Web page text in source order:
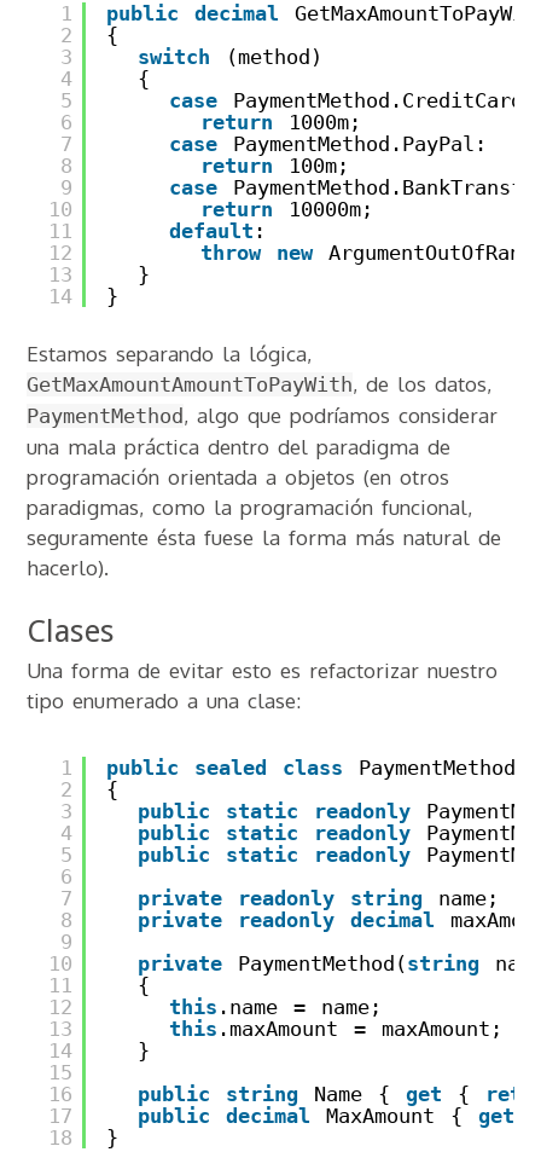
1
2
3
4
5
6
7
8
9
10
11
12
13
14
public decimal
{
switch
(method)
{
case
PaymentMethod.CreditCard:
return
1000m;
case
PaymentMethod.PayPal:
return
100m;
case
return
10000m;
default :
throw
new
}
}
Estamos separando la lógica,
GetMaxAmountAmountToPayWith, de los datos,
PaymentMethod, algo que podríamos considerar
una mala práctica dentro del paradigma de
programación orientada a objetos (en otros
paradigmas, como la programación funcional,
seguramente ésta fuese la forma más natural de
hacerlo).
Clases
Una forma de evitar esto es refactorizar nuestro
tipo enumerado a una clase:
1
2
3
4
5
6
7
8
9
10
11
12
13
14
15
16
17
18
public sealed class
PaymentMethod
{
public
static readonly
public
static readonly
public
static readonly
private
readonly string
name;
private
readonly decimal
private
PaymentMethod(string
{
this .name = name;
this .maxAmount = maxAmount;
}
public
string Name { get {
public
decimal MaxAmount { get
}